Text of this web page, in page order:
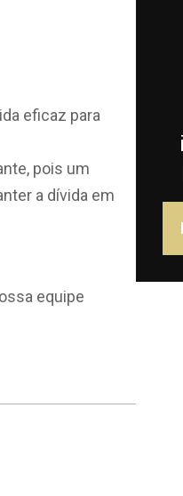
eficaz para
pois um
a dívida em
equipe